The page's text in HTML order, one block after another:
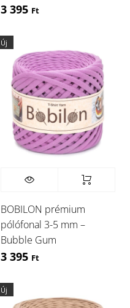
3 395 Ft
Új
BOBILON prémium
pólófonal 3-5 mm –
Bubble Gum
3 395 Ft
Új